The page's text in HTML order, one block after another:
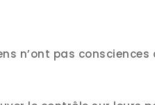
n’ont pas consciences